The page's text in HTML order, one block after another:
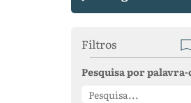
Filtros
Pesquisa por